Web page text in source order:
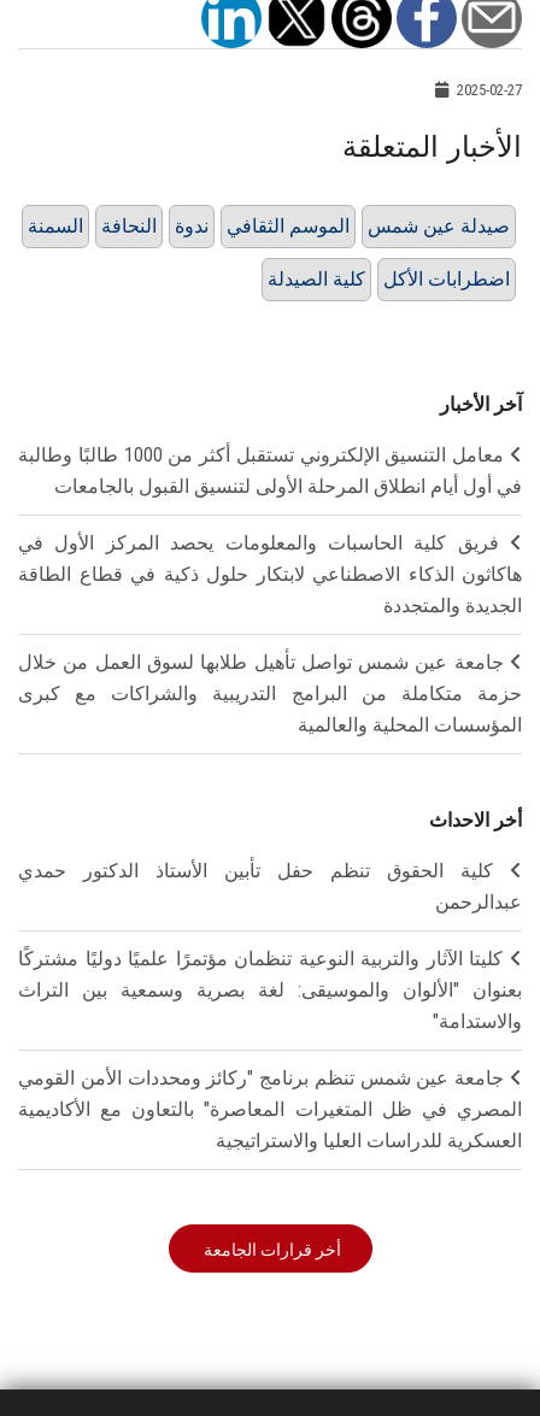
2025-02-27
الأخبار المتعلقة
السمنة النحافة ندوة الموسم الثقافي صيدلة عين شمس
كلية الصيدلة اضطرابات الأكل
آخر الأخبار
معامل التنسيق الإلكتروني تستقبل أكثر من 1000 طالبًا وطالبة
في أول أيام انطلاق المرحلة الأولى لتنسيق القبول بالجامعات
فريق كلية الحاسبات والمعلومات يحصد المركز الأول في
هاكاثون الذكاء الاصطناعي لابتكار حلول ذكية في قطاع الطاقة
الجديدة والمتجددة
جامعة عين شمس تواصل تأهيل طلابها لسوق العمل من خلال
حزمة متكاملة من البرامج التدريبية والشراكات مع كبرى
المؤسسات المحلية والعالمية
أخر الاحداث
كلية الحقوق تنظم حفل تأبين الأستاذ الدكتور حمدي
عبدالرحمن
كليتا الآثار والتربية النوعية تنظمان مؤتمرًا علميًا دوليًا مشتركًا
بعنوان "الألوان والموسيقى: لغة بصرية وسمعية بين التراث
والاستدامة"
جامعة عين شمس تنظم برنامج "ركائز ومحددات الأمن القومي
المصري في ظل المتغيرات المعاصرة" بالتعاون مع الأكاديمية
العسكرية للدراسات العليا والاستراتيجية
أخر قرارات الجامعة